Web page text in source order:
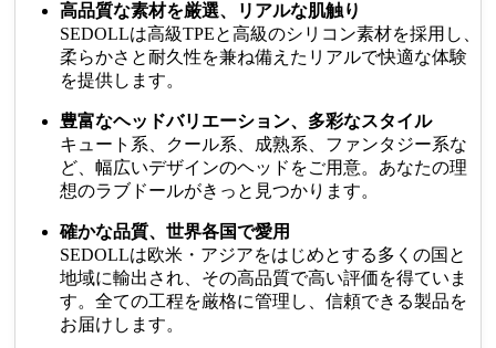
高品質な素材を厳選、リアルな肌触り
SEDOLLは高級TPEと高級のシリコン素材を採用し、
柔らかさと耐久性を兼ね備えたリアルで快適な体験
を提供します。
豊富なヘッドバリエーション、多彩なスタイル
キュート系、クール系、成熟系、ファンタジー系な
ど、幅広いデザインのヘッドをご用意。あなたの理
想のラブドールがきっと見つかります。
確かな品質、世界各国で愛用
SEDOLLは欧米・アジアをはじめとする多くの国と
地域に輸出され、その高品質で高い評価を得ていま
す。全ての工程を厳格に管理し、信頼できる製品を
お届けします。